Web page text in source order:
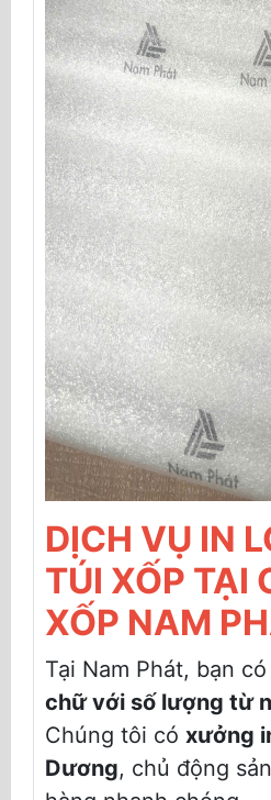
DỊCH VỤ IN
TÚI XỐP TẠI
XỐP NAM
Tại Nam Phát, bạn
chữ với số lượng từ
Chúng tôi có xưởng
Dương, chủ động